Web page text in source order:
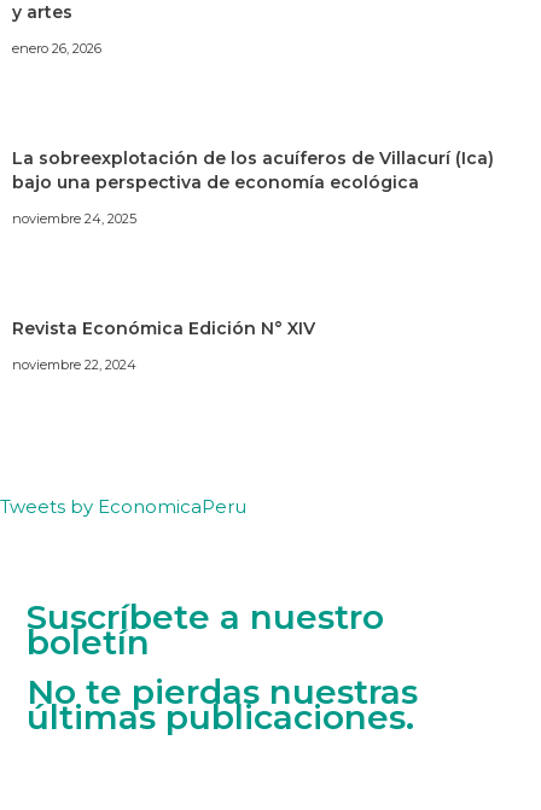
y artes
enero 26, 2026
La sobreexplotación de los acuíferos de Villacurí (Ica)
bajo una perspectiva de economía ecológica
noviembre 24, 2025
Revista Económica Edición N° XIV
noviembre 22, 2024
Tweets by EconomicaPeru
Suscríbete a nuestro
boletín
No te pierdas nuestras
últimas publicaciones.